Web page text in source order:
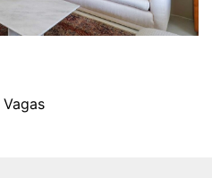
Vagas